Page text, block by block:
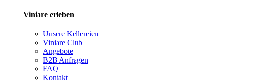
Viniare erleben
Unsere Kellereien
Viniare Club
Angebote
B2B Anfragen
FAQ
Kontakt